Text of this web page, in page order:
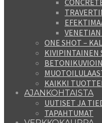
VENETIAN
ONE SHOT –
KIVIPINTAINEN
KAIKKI
AJANKOHTAISTA
UUTISET JA
TAPAHTUMAT